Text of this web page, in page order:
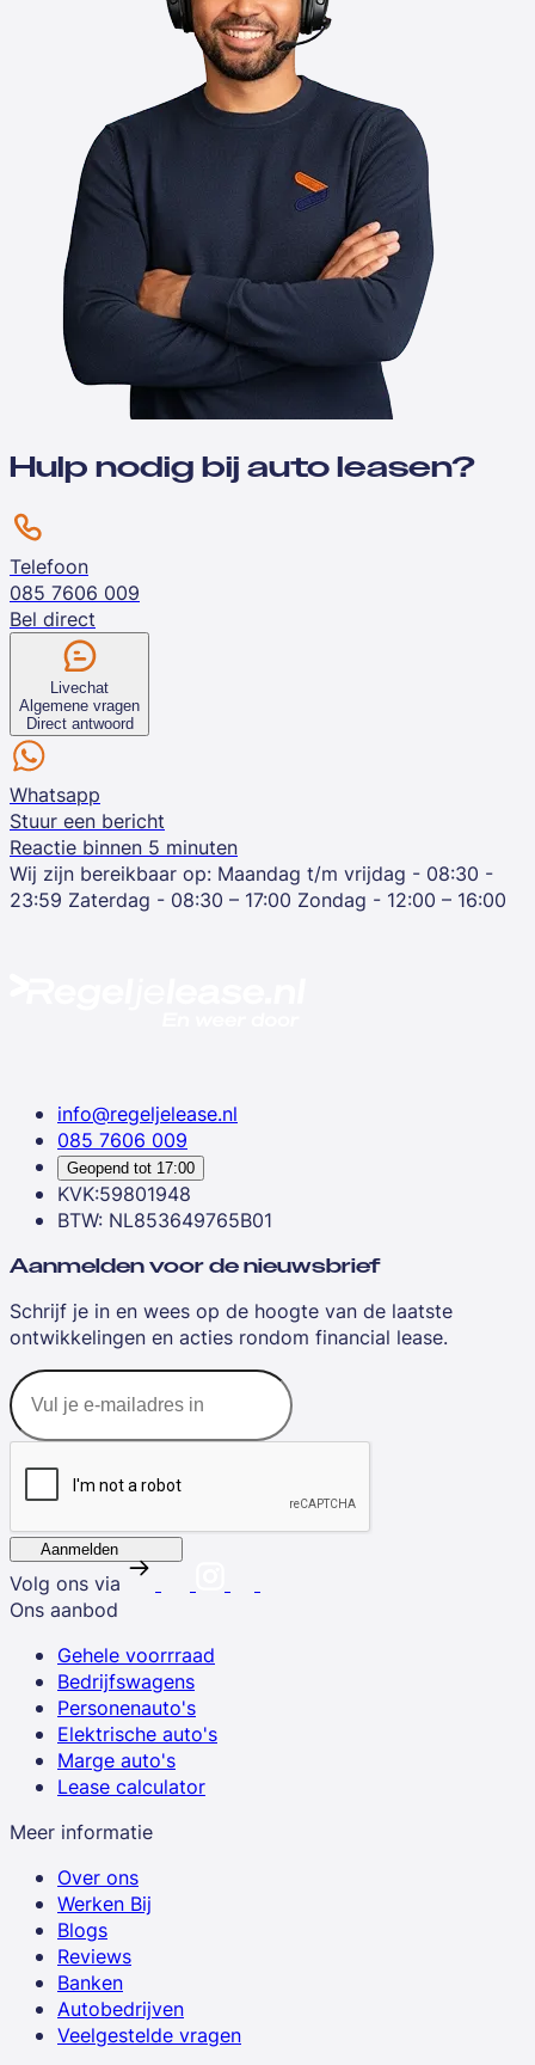
Hulp nodig bij auto leasen?
Telefoon
085 7606 009
Bel direct
Livechat
Algemene vragen
Direct antwoord
Whatsapp
Stuur een bericht
Reactie binnen 5 minuten
Wij zijn bereikbaar op: Maandag t/m vrijdag - 08:30 -
23:59 Zaterdag - 08:30 – 17:00 Zondag - 12:00 – 16:00
info@regeljelease.nl
085 7606 009
Geopend tot 17:00
KVK:59801948
BTW: NL853649765B01
Aanmelden voor de nieuwsbrief
Schrijf je in en wees op de hoogte van de laatste
ontwikkelingen en acties rondom financial lease.
Aanmelden
Volg ons via
Ons aanbod
Gehele voorrraad
Bedrijfswagens
Personenauto's
Elektrische auto's
Marge auto's
Lease calculator
Meer informatie
Over ons
Werken Bij
Blogs
Reviews
Banken
Autobedrijven
Veelgestelde vragen